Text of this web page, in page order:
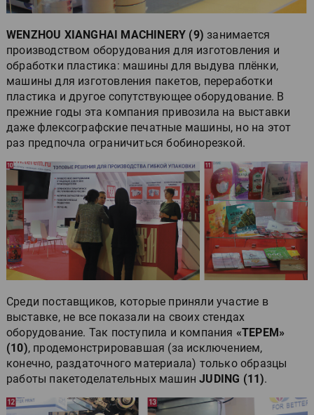
WENZHOU XIANGHAI MACHINERY (9) занимается
производством оборудования для изготовления и
обработки пластика: машины для выдува плёнки,
машины для изготовления пакетов, переработки
пластика и другое сопутствующее оборудование. В
прежние годы эта компания привозила на выставки
даже флексографские печатные машины, но на этот
раз предпочла ограничиться бобинорезкой.
Среди поставщиков, которые приняли участие в
выставке, не все показали на своих стендах
оборудование. Так поступила и компания «ТЕРЕМ»
(10), продемонстрировавшая (за исключением,
конечно, раздаточного материала) только образцы
работы пакетоделательных машинJUDING (11).